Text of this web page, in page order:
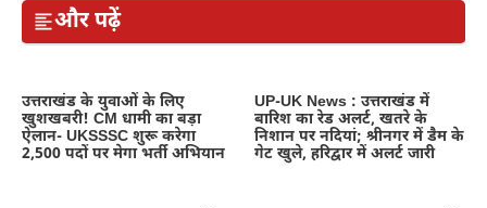
और पढ़ें
उत्तराखंड के युवाओं के लिए
खुशखबरी! CM धामी का बड़ा
ऐलान- UKSSSC शुरू करेगा
2,500 पदों पर मेगा भर्ती अभियान
UP-UK News : उत्तराखंड में
बारिश का रेड अलर्ट, खतरे के
निशान पर नदियां; श्रीनगर में डैम के
गेट खुले, हरिद्वार में अलर्ट जारी